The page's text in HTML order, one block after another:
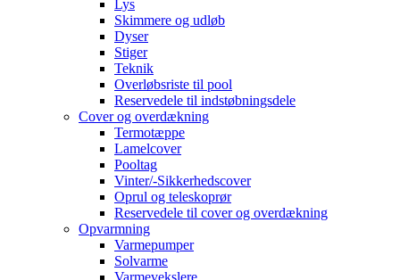
Lys
Skimmere og udløb
Dyser
Stiger
Teknik
Overløbsriste til pool
Reservedele til indstøbningsdele
Cover og overdækning
Termotæppe
Lamelcover
Pooltag
Vinter/-Sikkerhedscover
Oprul og teleskoprør
Reservedele til cover og overdækning
Opvarmning
Varmepumper
Solvarme
Varmevekslere